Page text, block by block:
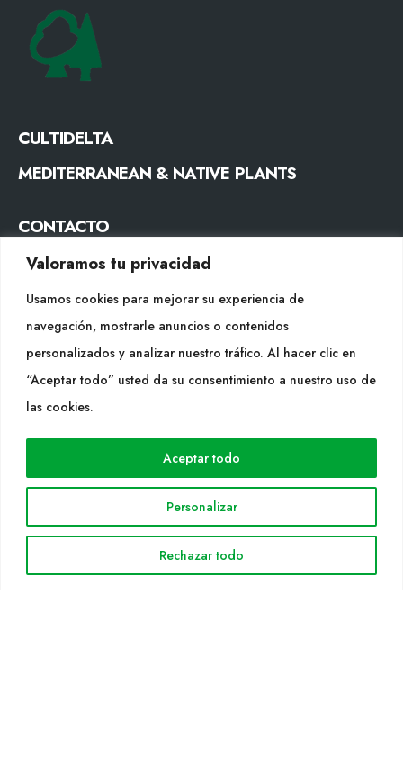
Valoramos tu privacidad
Usamos cookies para mejorar su experiencia de
navegación, mostrarle anuncios o contenidos
personalizados y analizar nuestro tráfico. Al hacer clic en
“Aceptar todo” usted da su consentimiento a nuestro uso de
las cookies.
Personalizar
Rechazar todo
Aceptar todo
CULTIDELTA
MEDITERRANEAN & NATIVE PLANTS
CONTACTO
Tel. +34 977053013
SÍGUENOS
WEB
Cultidelta
Solicitud Catálogo